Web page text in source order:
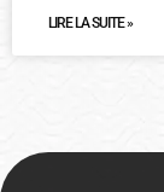
LIRE LA SUITE »